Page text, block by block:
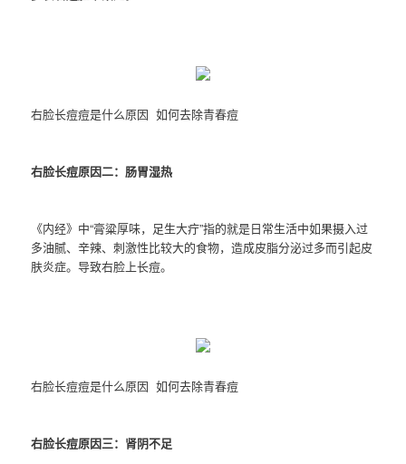
右脸长痘痘是什么原因 如何去除青春痘
右脸长痘原因二：肠胃湿热
《内经》中“膏粱厚味，足生大疔”指的就是日常生活中如果摄入过
多油腻、辛辣、刺激性比较大的食物，造成皮脂分泌过多而引起皮
肤炎症。导致右脸上长痘。
右脸长痘痘是什么原因 如何去除青春痘
右脸长痘原因三：肾阴不足